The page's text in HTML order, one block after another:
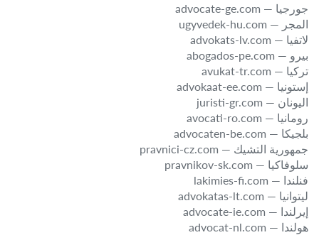
جورجيا — advocate-ge.com
المجر — ugyvedek-hu.com
لاتفيا — advokats-lv.com
بيرو — abogados-pe.com
تركيا — avukat-tr.com
إستونيا — advokaat-ee.com
اليونان — juristi-gr.com
رومانيا — avocati-ro.com
بلجيكا — advocaten-be.com
جمهورية التشيك — pravnici-cz.com
سلوفاكيا — pravnikov-sk.com
فنلندا — lakimies-fi.com
ليتوانيا — advokatas-lt.com
إيرلندا — advocate-ie.com
هولندا — advocat-nl.com